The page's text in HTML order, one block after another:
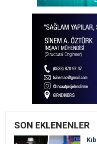
SON EKLENENLER